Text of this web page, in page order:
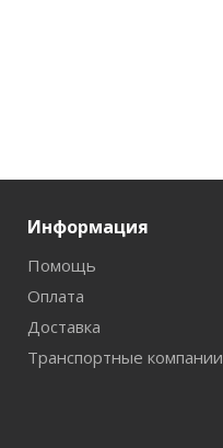
Информация
Помощь
Оплата
Доставка
Транспортные компании